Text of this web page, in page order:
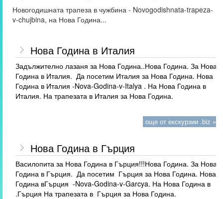
Новогодишната трапеза в чужбина - Novogodishnata-trapeza-
v-chujbina, на Нова Година...
Нова Година в Италия
Задължително лазаня за Нова Година..Нова Година. За Нова
Година в Италия. Да посетим Италия за Нова Година. Нова
Година в Италия -Nova-Godina-v-Italya . На Нова Година в
Италия. На трапезата в Италия за Нова Година.
още от екскурзии .biz »
Нова Година в Гърция
Василопита за Нова Година в Гърция!!!Нова Година. За Нова
Година в Гърция. Да посетим Гърция за Нова Година. Нова
Година вГърция -Nova-Godina-v-Garcya. На Нова Година в
.Гърция На трапезата в Гърция за Нова Година.